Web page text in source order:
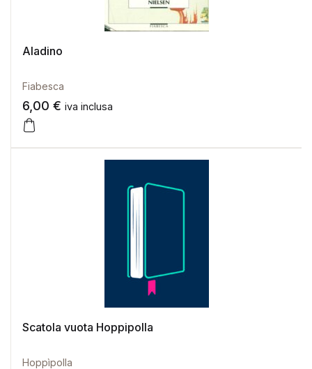
Aladino
Fiabesca
6,00 € iva inclusa
Scatola vuota Hoppipolla
Hoppìpolla